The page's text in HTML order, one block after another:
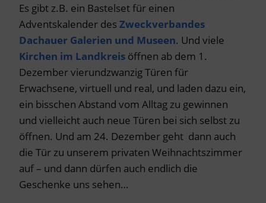
Es gibt z.B. ein Bastelset für einen
Adventskalender des Zweckverbandes
Dachauer Galerien und Museen. Und viele
Kirchen im Landkreis öffnen ab dem 1.
Dezember vierundzwanzig Türen für
Erwachsene, virtuell und real, und laden dazu ein,
ein bisschen Abstand vom Alltag zu gewinnen
und vielleicht auch neue Türen bei sich selbst zu
öffnen. Und am 24. Dezember geht dann auch
die Tür zu unserem privaten Weihnachtszimmer
auf – und dann dürfen auch endlich die
Geschenke uns sehen…